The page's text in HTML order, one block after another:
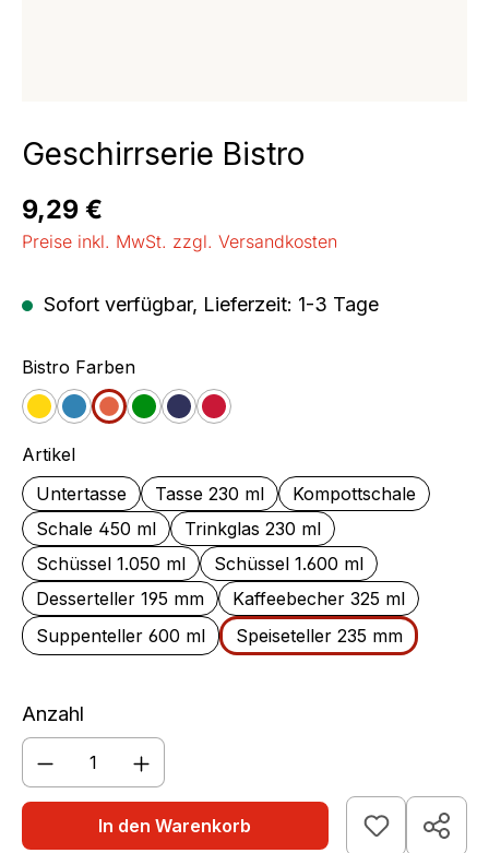
Geschirrserie Bistro
Regulärer Preis:
9,29 €
Preise inkl. MwSt. zzgl. Versandkosten
Sofort verfügbar, Lieferzeit: 1-3 Tage
Bistro Farbenauswählen
GelbBlauOrange
GrünJeansCherry
Artikelauswählen
Untertasse
Tasse 230 ml
Kompottschale
Schale 450 ml
Trinkglas 230 ml
Schüssel 1.050 ml
Schüssel 1.600 ml
Desserteller 195 mm
Kaffeebecher 325 ml
Suppenteller 600 ml
Speiseteller 235 mm
Anzahl
Produkt Anzahl: Gib den gewünschten
In den Warenkorb